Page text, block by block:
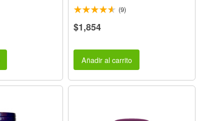
(9)
$1,854
Añadir al carrito